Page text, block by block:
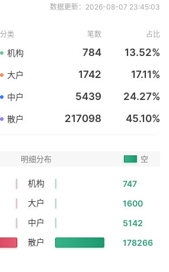
数据更新：2026-08-07 23:45:03
分类 笔数 占比
机构 784 13.52%
大户 1742 17.11%
中户 5439 24.27%
散户 217098 45.10%
明细分布 空
机构
747
大户
1600
中户
5142
散户 178266